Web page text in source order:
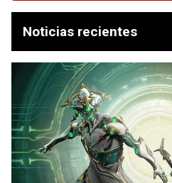
Noticias recientes